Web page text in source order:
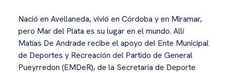
Nació en Avellaneda, vivió en Córdoba y en Miramar,
pero Mar del Plata es su lugar en el mundo. Allí
Matías De Andrade recibe el apoyo del Ente Municipal
de Deportes y Recreación del Partido de General
Pueyrredon (EMDeR), de la Secretaria de Deporte